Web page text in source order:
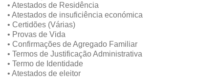
• Atestados de Residência
• Atestados de insuficiência económica
• Certidões (Várias)
• Provas de Vida
• Confirmações de Agregado Familiar
• Termos de Justificação Administrativa
• Termo de Identidade
• Atestados de eleitor